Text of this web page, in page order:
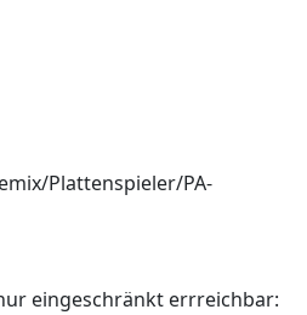
Plattenspieler/PA-
eingeschränkt errreichbar: